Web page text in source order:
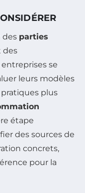
des parties
des
se
leurs modèles
plus
étape
des sources de
concrets,
pour la